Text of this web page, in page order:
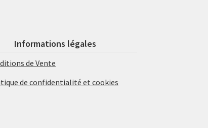
Informations légales
de Vente
de confidentialité et cookies